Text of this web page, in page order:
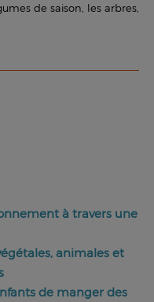
de saison, les arbres,
à travers une
animales et
de manger des